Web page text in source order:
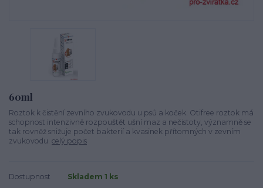
60ml
Roztok k čistění zevního zvukovodu u psů a koček. Otifree roztok má
schopnost intenzivně rozpouštět ušní maz a nečistoty, významně se
tak rovněž snižuje počet bakterií a kvasinek přítomných v zevním
zvukovodu. celý popis
Dostupnost
Skladem 1 ks